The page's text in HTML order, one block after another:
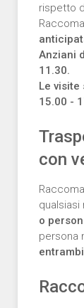
rispetto
Anziani
11.30.
Le visite
15.00 -
con
o
persona